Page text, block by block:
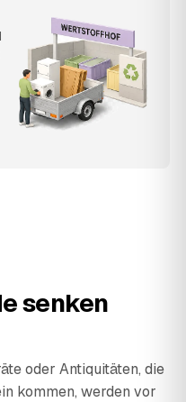
senken
oder Antiquitäten, die
kommen, werden vor